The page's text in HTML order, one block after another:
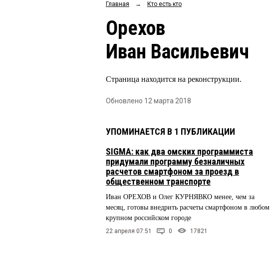
Главная → Кто есть кто
Орехов
Иван Васильевич
Страница находится на реконструкции.
Обновлено 12 марта 2018
УПОМИНАЕТСЯ В 1 ПУБЛИКАЦИИ
SIGMA: как два омских программиста
придумали программу безналичных
расчетов смартфоном за проезд в
общественном транспорте
Иван ОРЕХОВ и Олег КУРНЯВКО менее, чем за
месяц, готовы внедрить расчеты смартфоном в любом
крупном российском городе
22 апреля 07:51 0 17821